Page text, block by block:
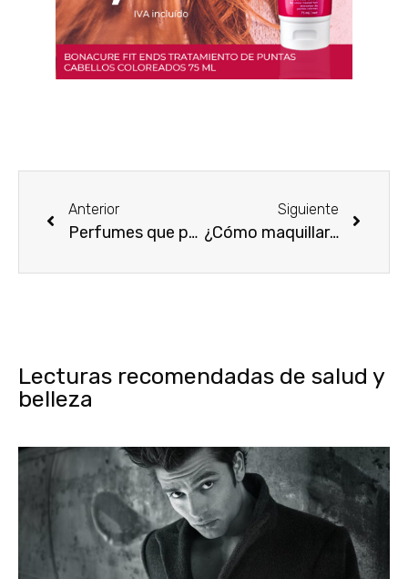
Anterior
Perfumes que puede usar en el otoño 2019
Siguiente
¿Cómo maquillarse en un día lluvioso de otoño?
Lecturas recomendadas de salud y
belleza